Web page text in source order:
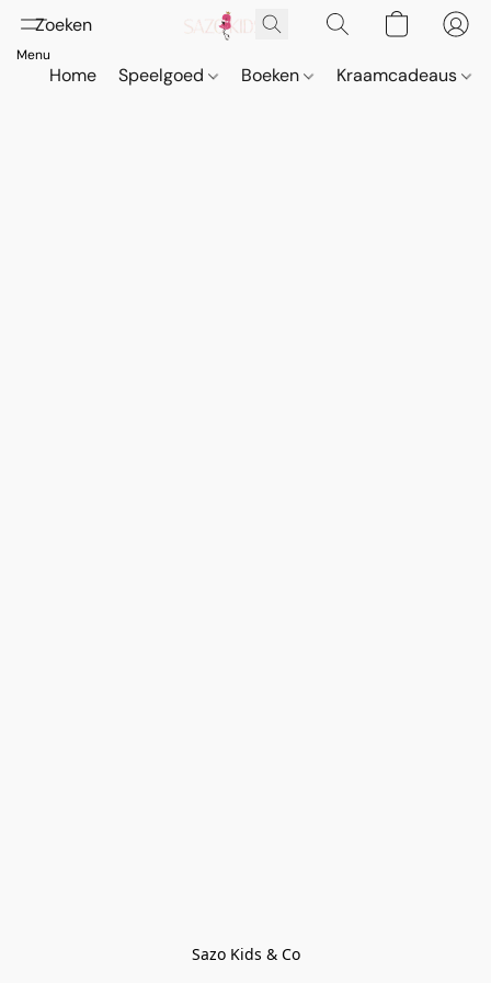
Home Speelgoed Boeken Kraamcadeaus
Sazo Kids & Co